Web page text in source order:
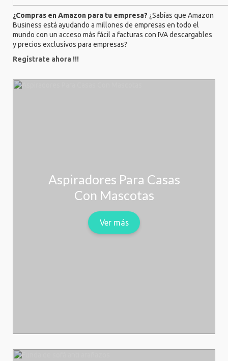
¿Compras en Amazon para tu empresa? ¿Sabías que Amazon
Business está ayudando a millones de empresas en todo el
mundo con un acceso más fácil a facturas con IVA descargables
y precios exclusivos para empresas?
Regístrate ahora !!!
Aspiradores Para Casas
Con Mascotas
Ver más